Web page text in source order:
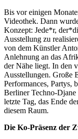
Bis vor einigen
Videothek. Dann
Konzept: Jede*r,
Ausstellung zu
von dem Künstler
Anlehnung an das
der Nähe liegt. In den
Ausstellungen. Große
Performances, Partys,
Berliner Techno-Djane
letzte Tag, das Ende
diesem Raum.
Die Ko-Präsenz der